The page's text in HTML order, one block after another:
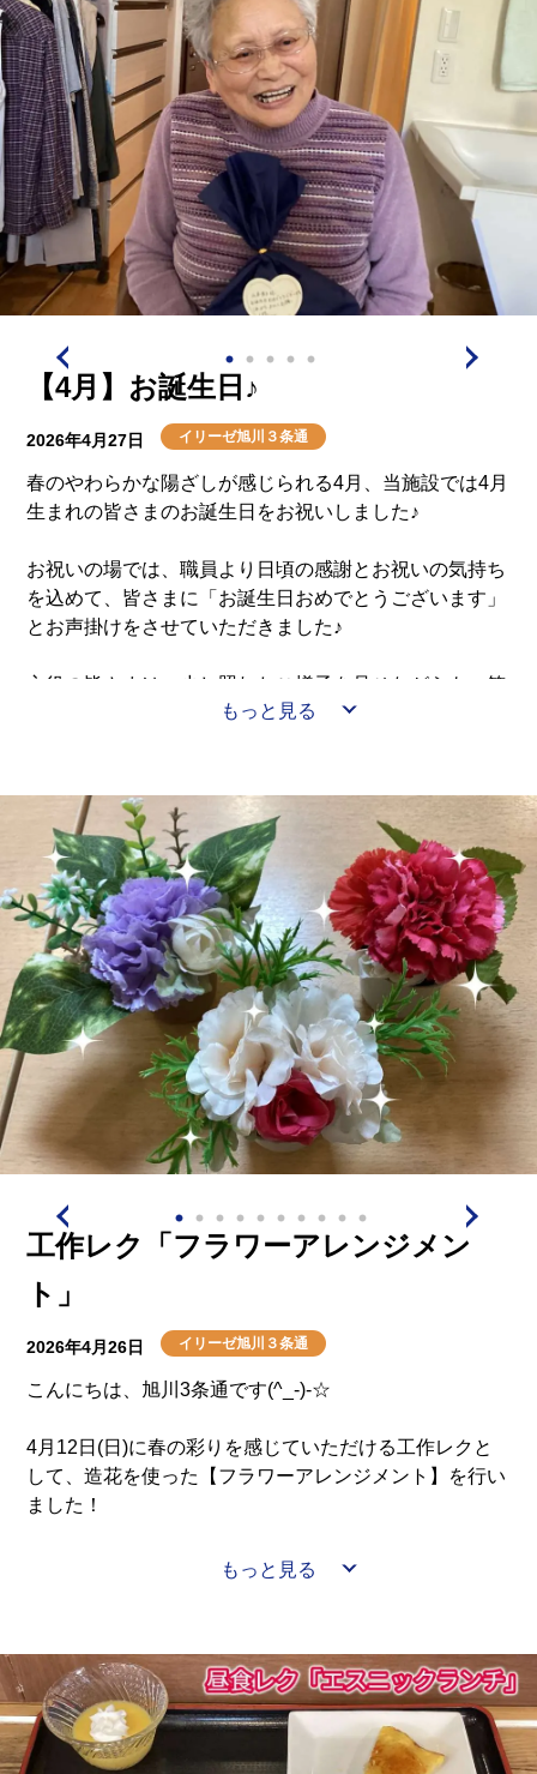
ゆっくりと鑑賞され、穏やかで充実した時間を過ごされ
ていました。
又、旭川市 さとうのステーキ」は、旭川市旭神にある
ステーキ＆ハンバーグの人気洋食店です。
皆様、ハンバーグを注文し、やわらかく食べやすくおい
しかったと好評で、楽しい食事時間となりました。
【4月】お誕生日♪
2026年4月27日 イリーゼ旭川３条通
春のやわらかな陽ざしが感じられる4月、当施設では4月
生まれの皆さまのお誕生日をお祝いしました♪
お祝いの場では、職員より日頃の感謝とお祝いの気持ち
を込めて、皆さまに「お誕生日おめでとうございます」
とお声掛けをさせていただきました♪
主役の皆さまは、少し照れたご様子を見せながらも、笑
顔でお祝いを受け取ってくださり、会場はあたたかな雰
春は新しい季節の始まりでもあり、4月生まれの皆さま
の明るく穏やかな笑顔が施設内をより華やかにしてくだ
さいます。
これからもお元気で、笑顔あふれる毎日をお過ごしいた
だけますよう、職員一同心より願っております。
改めまして、お誕生日おめでとうございます。
もっと見る
工作レク「フラワーアレンジメン
ト」
2026年4月26日 イリーゼ旭川３条通
こんにちは、旭川3条通です(^_-)-☆
4月12日(日)に春の彩りを感じていただける工作レクと
して、造花を使った【フラワーアレンジメント】を行い
ました！
色とりどりのお花を前にすると、皆さま自然と表情が明
お花の配置や色合いを考えながら、ひとつひとつ丁寧に
飾り付けされ、それぞれの個性が光る素敵な作品が完成
しました！
もっと見る